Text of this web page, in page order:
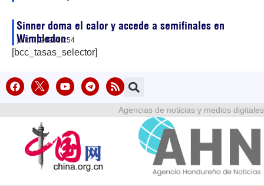
Sinner doma el calor y accede a semifinales en
Wimbledon
julio 7, 202610:54
[bcc_tasas_selector]
Agencias de noticias y medios digitales